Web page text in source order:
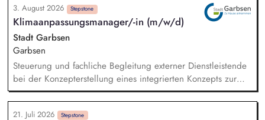
artenschutzrechtlichen Fachbeiträgen, FFH-
Verträglichkeitsprüfungen sowie Ausführungsplänen (LAP)
gehören ebenfalls zu Ihren Aufgaben. Darüber hinaus sind
Sie verantwortlich für die ökologische Baubegleitung für
Straßenbauvorhaben und Radwege. Sie sind verantwortlich
für die Erstellung von landschaftspflegerischen
Ausführungsplänen für Bepflanzung, Biotopgestaltung und
Artenschutzmaßnahmen.
3. August 2026 Stepstone
Klimaanpassungsmanager/-in (m/w/d)
Stadt Garbsen
Garbsen
Steuerung und fachliche Begleitung externer Dienstleistende
bei der Konzepterstellung eines integrierten Konzepts zur
nachhaltigen Klimaanpassung und für Natürlichen
Klimaschutz. Analyse klimatischer Risiken und Betroffenheiten
21. Juli 2026 Stepstone